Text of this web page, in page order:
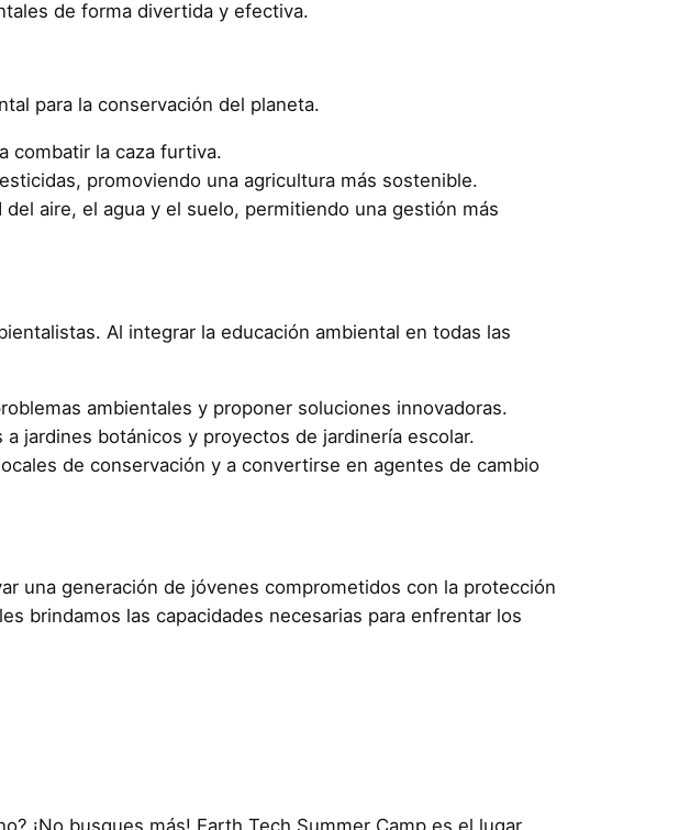
de forma divertida y efectiva.
para la conservación del planeta.
combatir la caza furtiva.
promoviendo una agricultura más sostenible.
aire, el agua y el suelo, permitiendo una gestión más
Al integrar la educación ambiental en todas las
ambientales y proponer soluciones innovadoras.
jardines botánicos y proyectos de jardinería escolar.
de conservación y a convertirse en agentes de cambio
una generación de jóvenes comprometidos con la protección
brindamos las capacidades necesarias para enfrentar los